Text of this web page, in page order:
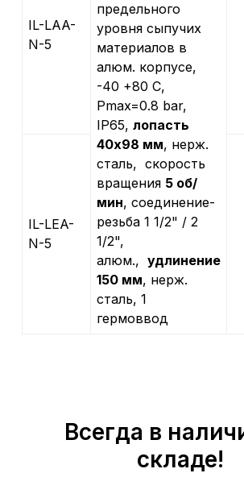
IL-LAA-
N-5
предельного
уровня сыпучих
материалов в
алюм. корпусе,
-40 +80 С,
Рmax=0.8 bar,
IP65, лопасть
40х98 мм, нерж.
сталь, скорость
вращения 5 об/
мин, соединение-
резьба 1 1/2" / 2
1/2",
алюм., удлинение
150 мм, нерж.
cталь, 1
гермоввод
IL-LEA-
N-5
Всегда в
складе!